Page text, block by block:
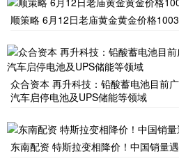
顺策略 6月12日老庙黄金黄金价格
众合资本 再升科技：铅酸蓄电池目前
汽车启停电池及UPS储能等领域
东南配资 特斯拉变相降价！中国销量